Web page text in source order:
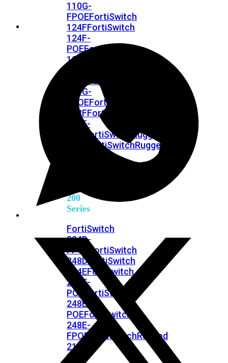
110G-
FPOEFortiSwitch
124FFortiSwitch
124F-
POEFortiSwitch
124F-
124G-
FPOEFortiSwitch
148FFortiSwitch
148F-
FortiSwitchRugged
FortiSwitchRugged
200
Series
FortiSwitch
224D-
FPOE
FortiSwitch
248DFortiSwitch
224EFortiswitch
224E-
POE
FortiSwitch
248E-
POEFortiSwitch
248E-
FPOE
FortiSwitchRugged
216F-
POE